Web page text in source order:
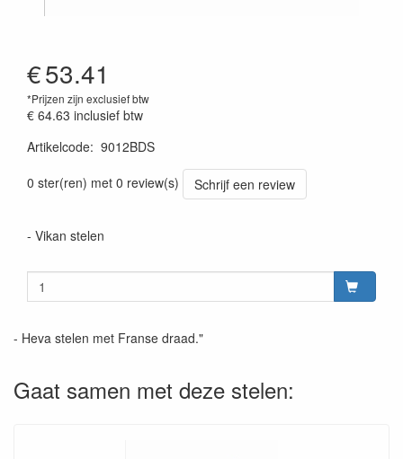
€53.41
*Prijzen zijn exclusief btw
€ 64.63 inclusief btw
Artikelcode: 9012BDS
0 ster(ren) met 0 review(s)
Schrijf een review
- Vikan stelen
- Heva stelen met Franse draad."
Gaat samen met deze stelen: